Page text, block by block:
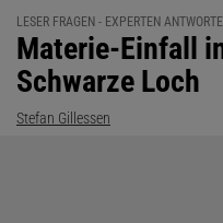
LESER FRAGEN - EXPERTEN
:
Materie-Einfall
Schwarze Loch
Stefan Gillessen